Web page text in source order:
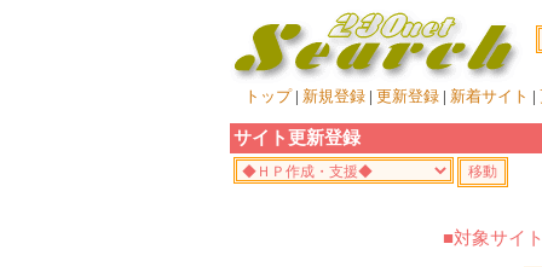
トップ| 新規登録 | 更新登録 | 新着サイト |
サイト更新登録
■対象サイ